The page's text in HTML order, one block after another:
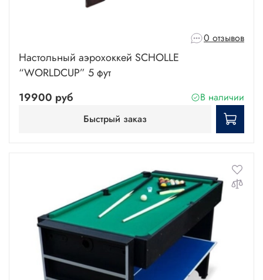
0 отзывов
Настольный аэрохоккей SCHOLLE
“WORLDCUP” 5 фут
19900 руб
В наличии
Быстрый заказ